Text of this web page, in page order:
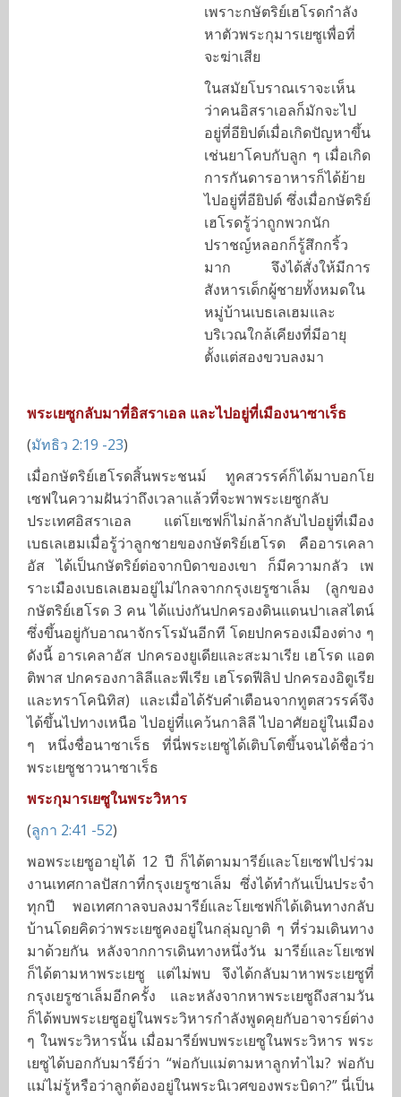
เพราะกษัตริย์เฮโรดกำลัง
หาตัวพระกุมารเยซูเพื่อที่
จะฆ่าเสีย
ในสมัยโบราณเราจะเห็น
ว่าคนอิสราเอลก็มักจะไป
อยู่ที่อียิปต์เมื่อเกิดปัญหาขึ้น
เช่นยาโคบกับลูก ๆ เมื่อเกิด
การกันดารอาหารก็ได้ย้าย
ไปอยู่ที่อียิปต์ ซึ่งเมื่อกษัตริย์
เฮโรดรู้ว่าถูกพวกนัก
ปราชญ์หลอกก็รู้สึกกริ้ว
มาก จึงได้สั่งให้มีการ
สังหารเด็กผู้ชายทั้งหมดใน
หมู่บ้านเบธเลเฮมและ
บริเวณใกล้เคียงที่มีอายุ
ตั้งแต่สองขวบลงมา
พระเยซูกลับมาที่อิสราเอล และไปอยู่ที่เมืองนาซาเร็ธ
(มัทธิว 2:19 -23)
เมื่อกษัตริย์เฮโรดสิ้นพระชนม์ ทูคสวรรค์ก็ได้มาบอกโย
เซฟในความฝันว่าถึงเวลาแล้วที่จะพาพระเยซูกลับ
ประเทศอิสราเอล แต่โยเซฟก็ไม่กล้ากลับไปอยู่ที่เมือง
เบธเลเฮมเมื่อรู้ว่าลูกชายของกษัตริย์เฮโรด คืออารเคลา
อัส ได้เป็นกษัตริย์ต่อจากบิดาของเขา ก็มีความกลัว เพ
ราะเมืองเบธเลเฮมอยู่ไม่ไกลจากกรุงเยรูซาเล็ม (ลูกของ
กษัตริย์เฮโรด 3 คน ได้แบ่งกันปกครองดินแดนปาเลสไตน์
ซึ่งขึ้นอยู่กับอาณาจักรโรมันอีกที โดยปกครองเมืองต่าง ๆ
ดังนี้ อารเคลาอัส ปกครองยูเดียและสะมาเรีย เฮโรด แอต
ติพาส ปกครองกาลิลีและพีเรีย เฮโรดฟีลิป ปกครองอิตูเรีย
และทราโคนิทิส) และเมื่อได้รับคำเตือนจากทูตสวรรค์จึง
ได้ขึ้นไปทางเหนือ ไปอยู่ที่แคว้นกาลิลี ไปอาศัยอยู่ในเมือง
ๆ หนึ่งชื่อนาซาเร็ธ ที่นี่พระเยซูได้เติบโตขึ้นจนได้ชื่อว่า
พระเยซูชาวนาซาเร็ธ
พระกุมารเยซูในพระวิหาร
(ลูกา 2:41 -52)
พอพระเยซูอายุได้ 12 ปี ก็ได้ตามมารีย์และโยเซฟไปร่วม
งานเทศกาลปัสกาที่กรุงเยรูซาเล็ม ซึ่งได้ทำกันเป็นประจำ
ทุกปี พอเทศกาลจบลงมารีย์และโยเซฟก็ได้เดินทางกลับ
บ้านโดยคิดว่าพระเยซูคงอยู่ในกลุ่มญาติ ๆ ที่ร่วมเดินทาง
มาด้วยกัน หลังจากการเดินทางหนึ่งวัน มารีย์และโยเซฟ
ก็ได้ตามหาพระเยซู แต่ไม่พบ จึงได้กลับมาหาพระเยซูที่
กรุงเยรูซาเล็มอีกครั้ง และหลังจากหาพระเยซูถึงสามวัน
ก็ได้พบพระเยซูอยู่ในพระวิหารกำลังพูดคุยกับอาจารย์ต่าง
ๆ ในพระวิหารนั้น เมื่อมารีย์พบพระเยซูในพระวิหาร พระ
เยซูได้บอกกับมารีย์ว่า “พ่อกับแม่ตามหาลูกทำไม? พ่อกับ
แม่ไม่รู้หรือว่าลูกต้องอยู่ในพระนิเวศของพระบิดา?” นี่เป็น